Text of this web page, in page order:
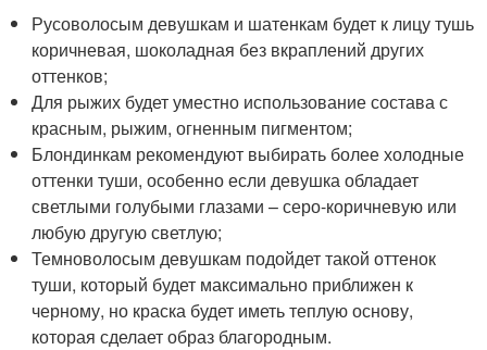
Русоволосым девушкам и шатенкам будет к лицу тушь
коричневая, шоколадная без вкраплений других
оттенков;
Для рыжих будет уместно использование состава с
красным, рыжим, огненным пигментом;
Блондинкам рекомендуют выбирать более холодные
оттенки туши, особенно если девушка обладает
светлыми голубыми глазами – серо-коричневую или
любую другую светлую;
Темноволосым девушкам подойдет такой оттенок
туши, который будет максимально приближен к
черному, но краска будет иметь теплую основу,
которая сделает образ благородным.